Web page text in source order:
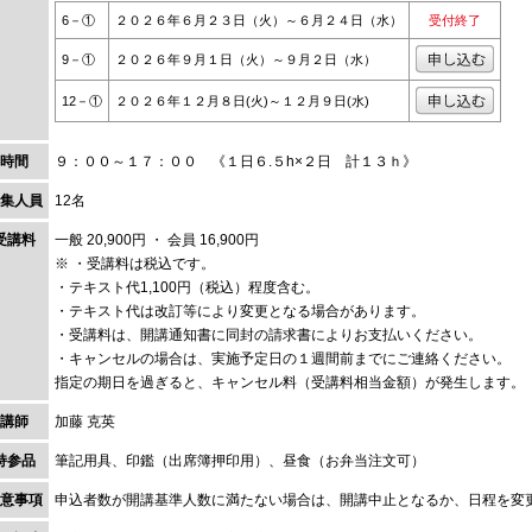
6－① ２０２６年６月２３日（火）～６月２４日（水） 受付終了
9－① ２０２６年９月１日（火）～９月２日（水）
12－① ２０２６年１２月８日(火)～１２月９日(水)
時間 ９：００～１７：００ 《１日６.５h×２日 計１３ｈ》
人員 12名
講料
一般 20,900円 ・ 会員 16,900円
※ ・受講料は税込です。
・テキスト代1,100円（税込）程度含む。
・テキスト代は改訂等により変更となる場合があります。
・受講料は、開講通知書に同封の請求書によりお支払いください。
・キャンセルの場合は、実施予定日の１週間前までにご連絡ください。
指定の期日を過ぎると、キャンセル料（受講料相当金額）が発生します。
講師 加藤 克英
参品 筆記用具、印鑑（出席簿押印用）、昼食（お弁当注文可）
事項 申込者数が開講基準人数に満たない場合は、開講中止となるか、日程を変